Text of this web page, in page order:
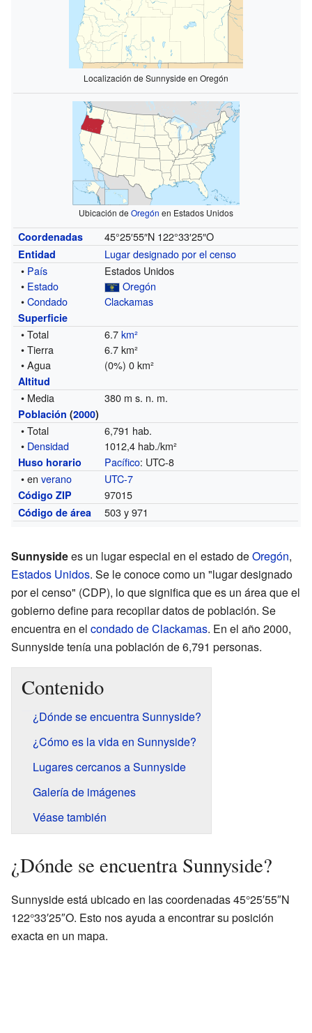
Localización de Sunnyside en Oregón
Ubicación de Oregón en Estados Unidos
Coordenadas 45°25′55″N 122°33′25″O
Entidad
Lugar designado por el censo
• País
Estados Unidos
• Estado
Oregón
•Condado Clackamas
Superficie
• Total 6.7km²
• Tierra
6.7 km²
• Agua
(0%) 0 km²
Altitud
• Media 380 m s. n. m.
Población (2000)
• Total
6,791 hab.
• Densidad 1012,4 hab./km²
Huso horario Pacífico: UTC-8
• enverano UTC-7
Código ZIP 97015
Código de área 503 y 971
Sunnysidees un lugar especial en el estado deOregón,
Estados Unidos. Se le conoce como un "lugar designado
por el censo" (CDP), lo que significa que es un área que el
gobierno define para recopilar datos de población. Se
encuentra en el condado de Clackamas. En el año 2000,
Sunnyside tenía una población de 6,791 personas.
Contenido
¿Dónde se encuentra Sunnyside?
¿Cómo es la vida en Sunnyside?
Lugares cercanos a Sunnyside
Galería de imágenes
Véase también
¿Dónde se encuentra Sunnyside?
Sunnyside está ubicado en las coordenadas 45°25′55″N
122°33′25″O. Esto nos ayuda a encontrar su posición
exacta en un mapa.